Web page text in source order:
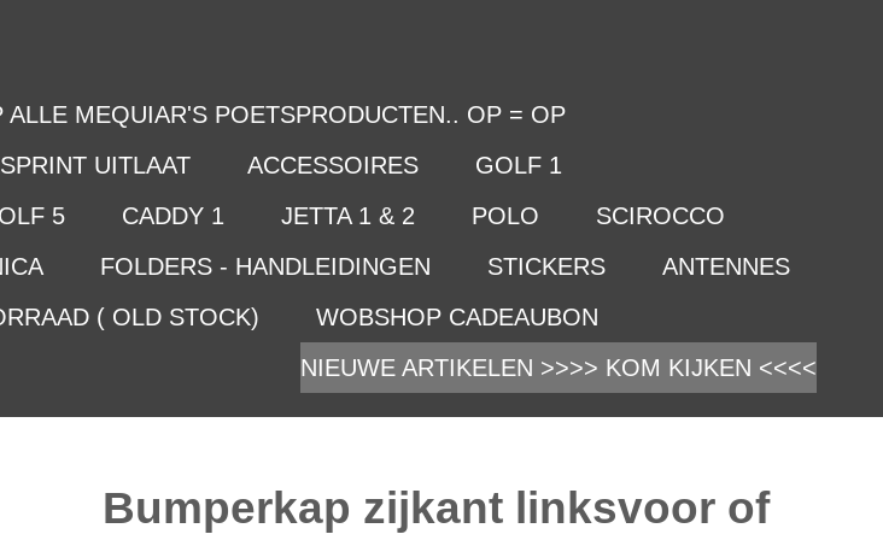
ALLE MEQUIAR'S POETSPRODUCTEN.. OP = OP
UITLAAT ACCESSOIRES
GOLF 1
5 CADDY 1 JETTA 1 & 2 POLO
SCIROCCO
FOLDERS - HANDLEIDINGEN STICKERS
ANTENNES
( OLD STOCK)
WOBSHOP CADEAUBON
NIEUWE ARTIKELEN >>>> KOM KIJKEN <<<<
Bumperkap zijkant linksvoor of